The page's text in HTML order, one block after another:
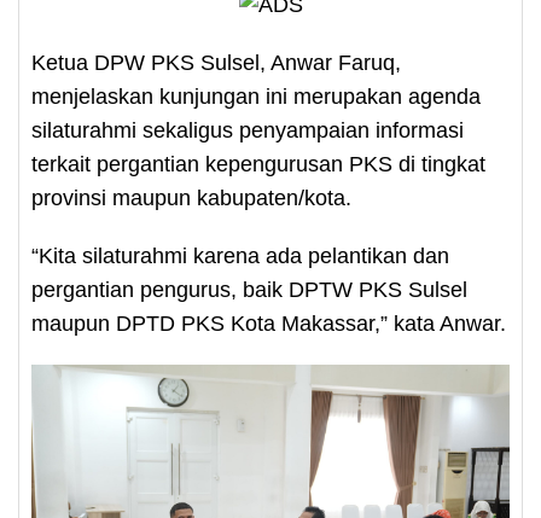
Ketua DPW PKS Sulsel, Anwar Faruq,
menjelaskan kunjungan ini merupakan agenda
silaturahmi sekaligus penyampaian informasi
terkait pergantian kepengurusan PKS di tingkat
provinsi maupun kabupaten/kota.
“Kita silaturahmi karena ada pelantikan dan
pergantian pengurus, baik DPTW PKS Sulsel
maupun DPTD PKS Kota Makassar,” kata Anwar.